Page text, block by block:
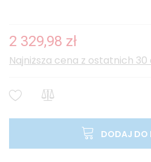
2 329,98 zł
Najniższa cena z ostatnich 30
DODAJ DO